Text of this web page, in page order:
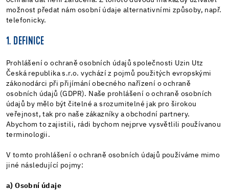
možnost předat nám osobní údaje alternativními způsoby, např.
telefonicky.
1. DEFINICE
Prohlášení o ochraně osobních údajů společnosti Uzin Utz
Česká republika s.r.o. vychází z pojmů použitých evropskými
zákonodárci při přijímání obecného nařízení o ochraně
osobních údajů (GDPR). Naše prohlášení o ochraně osobních
údajů by mělo být čitelné a srozumitelné jak pro širokou
veřejnost, tak pro naše zákazníky a obchodní partnery.
Abychom to zajistili, rádi bychom nejprve vysvětlili používanou
terminologii.
V tomto prohlášení o ochraně osobních údajů používáme mimo
jiné následující pojmy:
a) Osobní údaje